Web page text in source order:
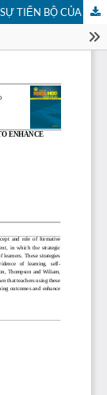
CÁC CHIẾN LƯỢC ĐÁNH GIÁ QUÁ TRÌNH VÌ SỰ TIẾN BỘ CỦA NGƯỜI HỌC